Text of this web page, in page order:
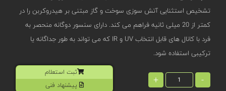
تشخیص استثنایی آتش سوزی سوخت و گاز مبتنی بر هیدروکربن را در
کمتر از 20 میلی ثانیه فراهم می کند. دارای سنسور دوگانه منحصر به
فرد با کانال های قابل انتخاب UV و IR که می تواند به طور جداگانه یا
ترکیبی استفاده شود.
-
+
ثبت استعلام
پیشنهاد فنی